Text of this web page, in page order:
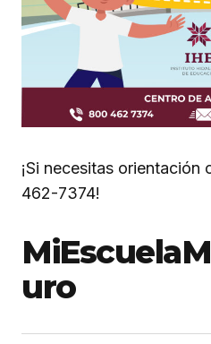
¡Si necesitas orientación
462-7374!
uro